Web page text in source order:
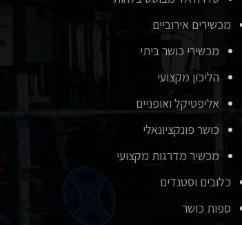
מכשירים אירוביים
מכשירי כושר ביתי
הליכון מקצועי
אליפטיקל ואופניים
כושר פונקציונאלי
מכשיר מדרגות מקצועי
כלובים וסטנדים
ספות כושר